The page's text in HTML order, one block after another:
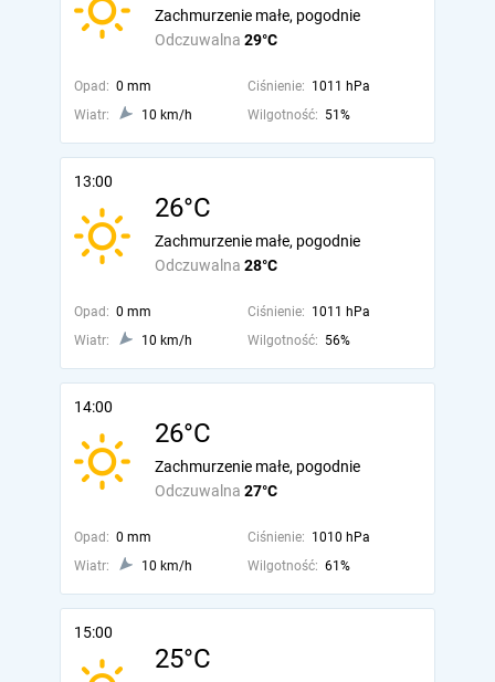
Odczuwalna 29°C
Zachmurzenie małe, pogodnie
Opad: 0 mm Ciśnienie: 1011 hPa
Wiatr:
10 km/h Wilgotność: 51%
13:00
26°C
Odczuwalna 28°C
Zachmurzenie małe, pogodnie
Opad: 0 mm Ciśnienie: 1011 hPa
Wiatr:
10 km/h Wilgotność: 56%
14:00
26°C
Odczuwalna 27°C
Zachmurzenie małe, pogodnie
Opad: 0 mm Ciśnienie: 1010 hPa
Wiatr:
10 km/h Wilgotność: 61%
15:00
25°C